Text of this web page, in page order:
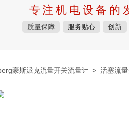
专注机电设备的
质量保障 服务贴心 创新
豪斯派克流量开关流量计 > 活塞流